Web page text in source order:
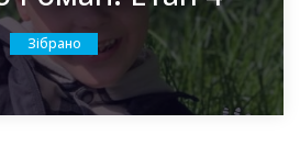
Зібрано